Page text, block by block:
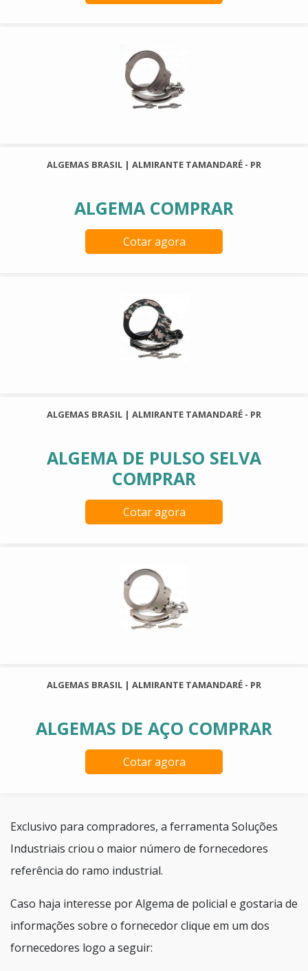
ALGEMAS BRASIL | ALMIRANTE TAMANDARÉ - PR
ALGEMA COMPRAR
Cotar agora
ALGEMAS BRASIL | ALMIRANTE TAMANDARÉ - PR
ALGEMA DE PULSO SELVA
COMPRAR
Cotar agora
ALGEMAS BRASIL | ALMIRANTE TAMANDARÉ - PR
ALGEMAS DE AÇO COMPRAR
Cotar agora
Exclusivo para compradores, a ferramenta Soluções
Industriais criou o maior número de fornecedores
referência do ramo industrial.
Caso haja interesse por Algema de policial e gostaria de
informações sobre o fornecedor clique em um dos
fornecedores logo a seguir: